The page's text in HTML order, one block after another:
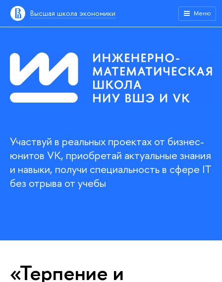
Высшая школа экономики Меню
Участвуй в реальных проектах от бизнес-
юнитов VK, приобретай актуальные знания
и навыки, получи специальность в сфере IT
без отрыва от учебы
«Терпение и